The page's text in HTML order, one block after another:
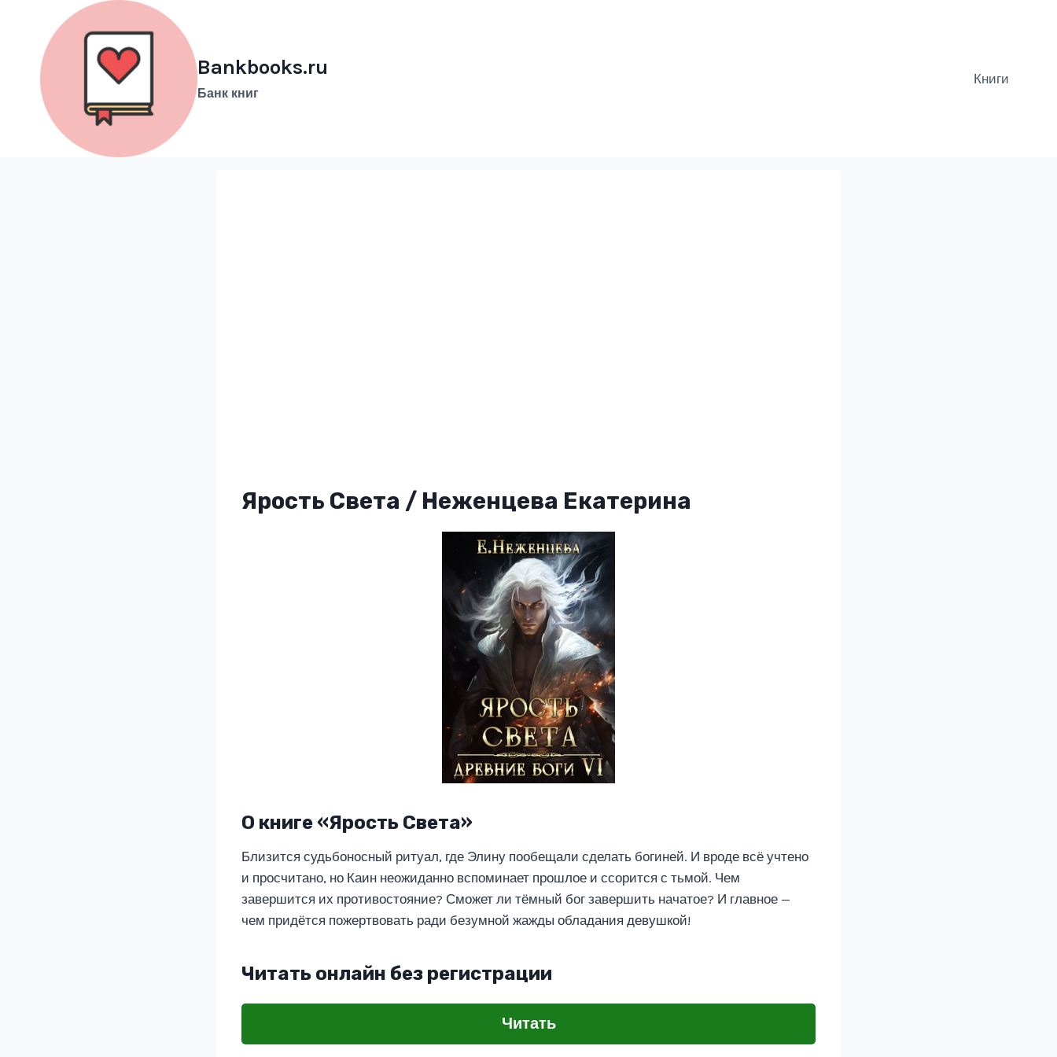
содержимому
Bankbooks.ru
Банк книг
Книги
Ярость Света / Неженцева Екатерина
О книге «Ярость Света»
Близится судьбоносный ритуал, где Элину пообещали сделать богиней. И вроде всё учтено
и просчитано, но Каин неожиданно вспоминает прошлое и ссорится с тьмой. Чем
завершится их противостояние? Сможет ли тёмный бог завершить начатое? И главное —
чем придётся пожертвовать ради безумной жажды обладания девушкой!
Читать онлайн без регистрации
Читать